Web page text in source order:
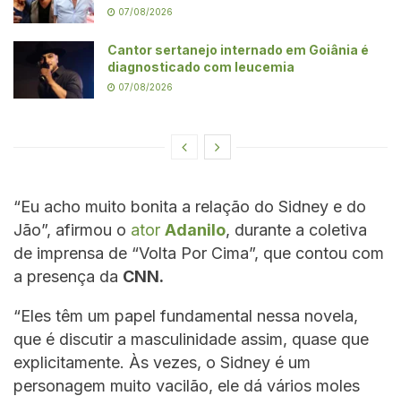
07/08/2026
Cantor sertanejo internado em Goiânia é
diagnosticado com leucemia
07/08/2026
“Eu acho muito bonita a relação do Sidney e do
Jão”, afirmou o ator Adanilo, durante a coletiva
de imprensa de “Volta Por Cima”, que contou com
a presença da CNN.
“Eles têm um papel fundamental nessa novela,
que é discutir a masculinidade assim, quase que
explicitamente. Às vezes, o Sidney é um
personagem muito vacilão, ele dá vários moles